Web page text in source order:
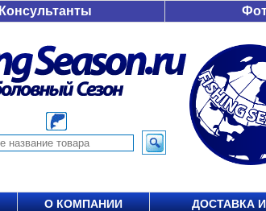
Консультанты
О КОМПАНИИ ДОСТАВКА